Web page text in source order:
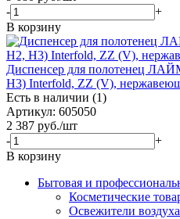
-
+
В корзину
Диспенсер для полотенец
Н3) Interfold, ZZ (V),
Есть в наличии (1)
Артикул: 605050
2 387 руб./шт
-
+
В корзину
Бытовая и
Косметические
Освежители